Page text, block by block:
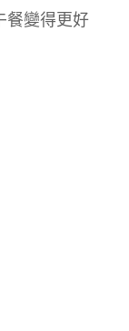
餐變得更好